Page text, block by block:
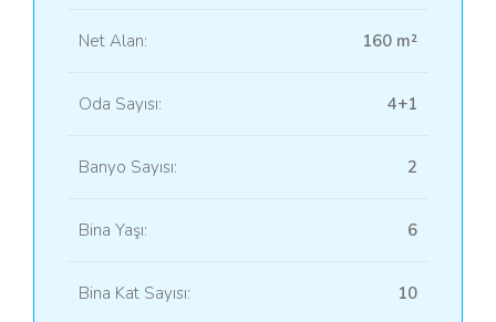
Net Alan: 160 m²
Oda Sayısı: 4+1
Banyo Sayısı: 2
Bina Yaşı: 6
Bina Kat Sayısı: 10